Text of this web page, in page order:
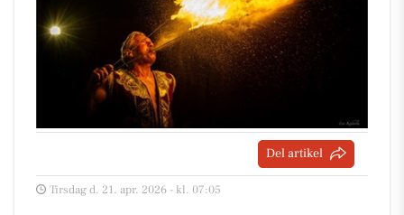
Del artikel
Tirsdag d. 21. apr. 2026 - kl. 07:05